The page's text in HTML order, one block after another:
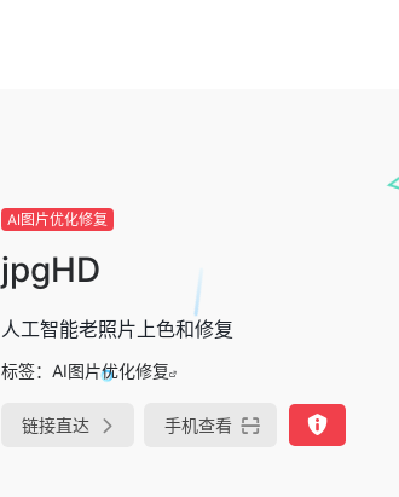
AI图片优化修复
jpgHD
人工智能老照片上色和修复
标签： AI图片优化修复
链接直达 手机查看